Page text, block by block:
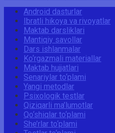
Android dasturlar
Ibratli hikoya va rivoyatlar
Maktab darsliklari
Mantiqiy savollar
Dars ishlanmalar
Ko‘rgazmali materiallar
Maktab hujjatlari
Senariylar to‘plami
Yangi metodlar
Psixologik testlar
Qiziqarli ma’lumotlar
Qo‘shiqlar to‘plami
She’rlar to‘plami